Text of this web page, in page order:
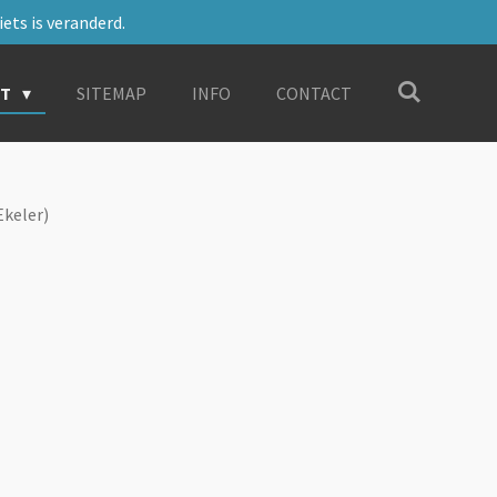
is veranderd.
SITEMAP INFO CONTACT